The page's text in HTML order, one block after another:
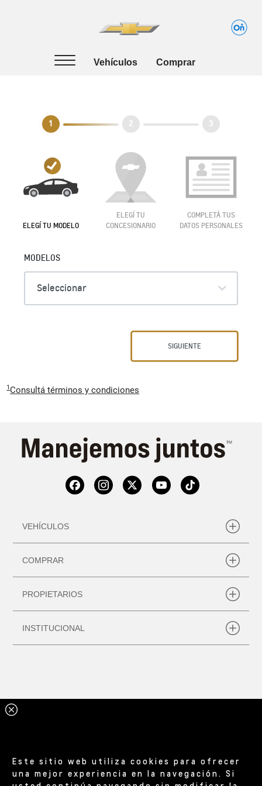
1Consultá términos y condiciones
Este sitio web utiliza cookies para ofrecer
una mejor experiencia en la navegación. Si